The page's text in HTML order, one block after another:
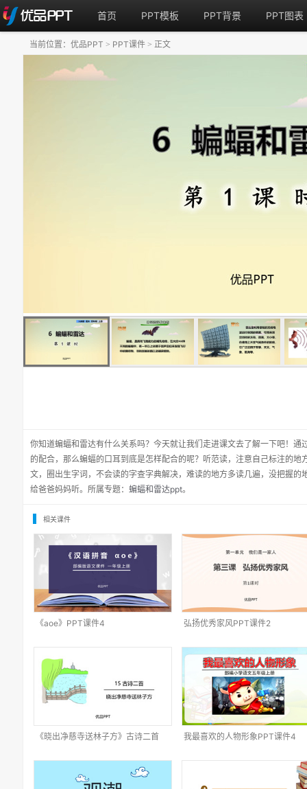
首页 PPT模板 PPT背景 PPT图表
你知道蝙蝠和雷达有什么关系吗？今天就让我们走进课文去了解一下吧！
的配合，那么蝙蝠的口耳到底是怎样配合的呢？听范读，注意自己标注的
文，圈出生字词，不会读的字查字典解决，难读的地方多读几遍，没把握
给爸爸妈妈听。所属专题： 蝙蝠和雷达ppt。
当前位置： 优品PPT > PPT课件 > 正文
相关课件
《aoe》PPT课件4 弘扬优秀家风PPT课件2
《晓出净慈寺送林子方》古诗二首
我最喜欢的人物形象PPT课件4